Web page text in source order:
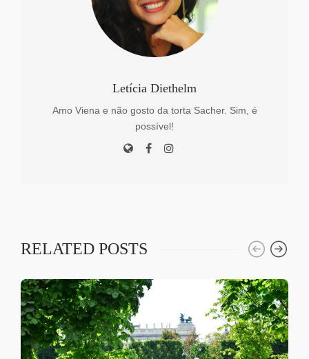
Letícia Diethelm
Amo Viena e não gosto da torta Sacher. Sim, é
possível!
RELATED POSTS